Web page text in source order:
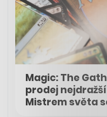
Magic: The
prodej
Mistrem světa